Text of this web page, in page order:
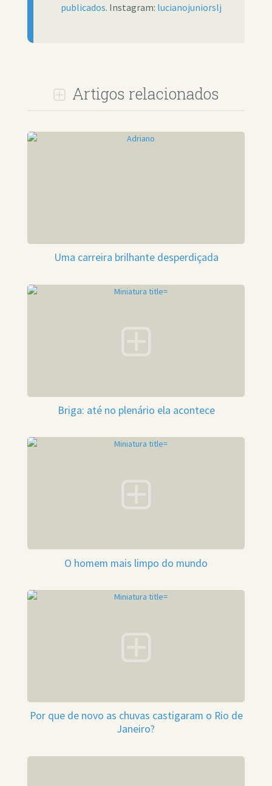
publicados. Instagram: lucianojuniorslj
Artigos relacionados
Uma carreira brilhante desperdiçada
Briga: até no plenário ela acontece
O homem mais limpo do mundo
Por que de novo as chuvas castigaram o Rio de
Janeiro?